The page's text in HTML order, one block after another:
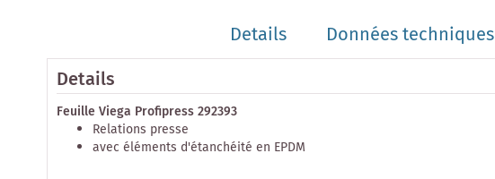
Details Données techniques
Details
Feuille Viega Profipress 292393
Relations presse
avec éléments d'étanchéité en EPDM